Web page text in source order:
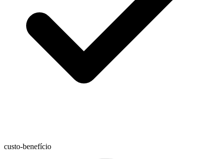
custo-benefício